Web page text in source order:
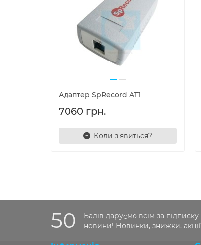
Адаптер SpRecord AT1
7060 грн.
Коли з'явиться?
50
Балів даруємо всім за підписку
новини! Новинки, знижки, акції.